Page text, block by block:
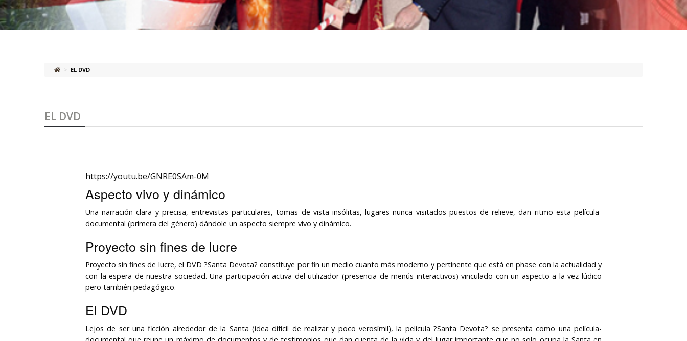
> EL DVD
EL DVD
https://youtu.be/GNRE0SAm-0M
Aspecto vivo y dinámico
Una narración clara y precisa, entrevistas particulares, tomas de vista insólitas, lugares nunca visitados puestos de relieve, dan ritmo esta película-
documental (primera del género) dándole un aspecto siempre vivo y dinámico.
Proyecto sin fines de lucre
Proyecto sin fines de lucre, el DVD ?Santa Devota? constituye por fin un medio cuanto más moderno y pertinente que está en phase con la actualidad y
con la espera de nuestra sociedad. Una participación activa del utilizador (presencia de menús interactivos) vinculado con un aspecto a la vez lúdico
pero también pedagógico.
El DVD
Lejos de ser una ficción alrededor de la Santa (idea difícil de realizar y poco verosímil), la película ?Santa Devota? se presenta como una película-